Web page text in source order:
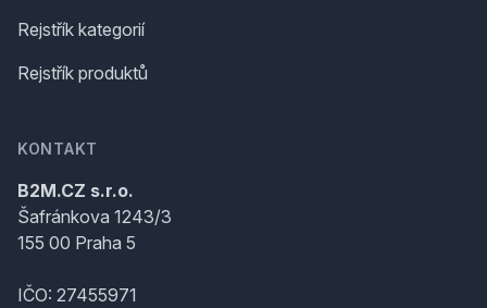
Rejstřík kategorií
Rejstřík produktů
KONTAKT
B2M.CZ s.r.o.
Šafránkova 1243/3
155 00 Praha 5
IČO: 27455971